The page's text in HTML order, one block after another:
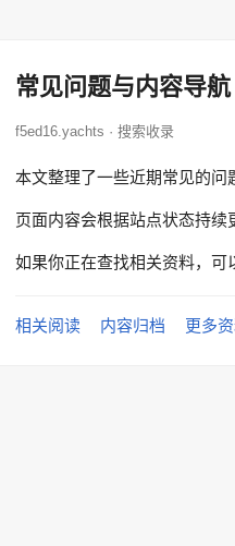
常见问题与内容导航
f5ed16.yachts · 搜索收录
本文整理了一些近期常见的问
页面内容会根据站点状态持续
如果你正在查找相关资料，可
相关阅读 内容归档 更多